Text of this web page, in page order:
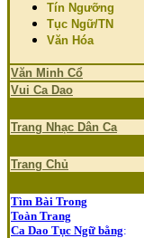
Tín Ngưỡng
Tục Ngữ/TN
Văn Hóa
Văn Minh Cổ
Vui Ca Dao
Trang Nhạc Dân Ca
Trang Chủ
Tìm Bài Trong
Toàn Trang
Ca Dao Tục Ngữ bằng: